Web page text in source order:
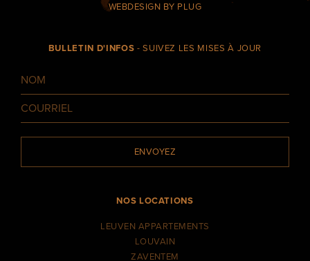
WEBDESIGN BY PLUG
BULLETIN D'INFOS - SUIVEZ LES MISES À JOUR
ENVOYEZ
NOS LOCATIONS
LEUVEN APPARTEMENTS
LOUVAIN
ZAVENTEM